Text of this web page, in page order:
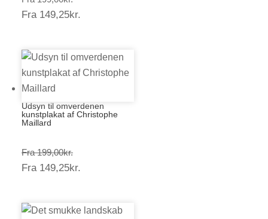
199,00kr.
Fra 149,25kr.
Udsyn til omverdenen
kunstplakat af Christophe
Maillard
Fra 199,00kr.Prisinterval:
199,00kr.
Fra 149,25kr.